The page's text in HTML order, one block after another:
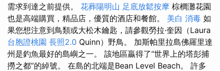
需求到達之前提供。 花葬陽明山 足底放鬆按摩 棕櫚灘花園
也是高端購買，精品店，優質的酒店和餐館。 美白 消毒 如
果您想注意到鳥類或大松木鑰匙，請參觀勞拉·奎因（Laura
台胞證桃園 長照2.0 Quinn）野鳥。 加斯帕里拉島佛羅里達
州是釣魚最好的島嶼之一。 該地區贏得了“世界上的塔彭捕
撈之都”的綽號。 在島的北端是Bean Level Beach。 許多